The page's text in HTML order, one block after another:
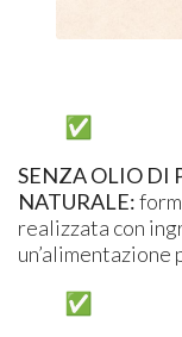
SENZA OLIO DI
NATURALE:
realizzata con